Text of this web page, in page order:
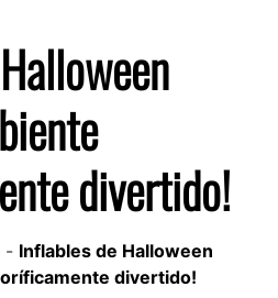
divertido!
- Inflables de Halloween
divertido!